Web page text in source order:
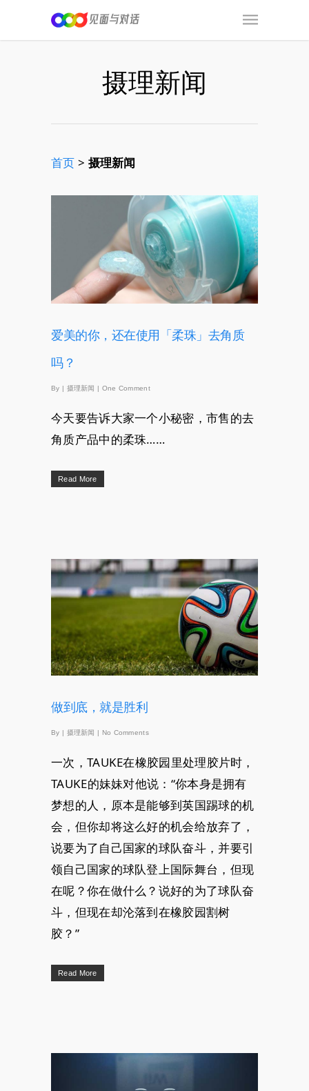
摄理新闻
首页 > 摄理新闻
爱美的你，还在使用「柔珠」去角质
吗？
By 摄理新闻 One Comment
今天要告诉大家一个小秘密，市售的去
角质产品中的柔珠……
Read More
做到底，就是胜利
By | 摄理新闻 | No Comments
一次，TAUKE在橡胶园里处理胶片时，
TAUKE的妹妹对他说：“你本身是拥有
梦想的人，原本是能够到英国踢球的机
会，但你却将这么好的机会给放弃了，
说要为了自己国家的球队奋斗，并要引
领自己国家的球队登上国际舞台，但现
在呢？你在做什么？说好的为了球队奋
斗，但现在却沦落到在橡胶园割树
胶？”
Read More